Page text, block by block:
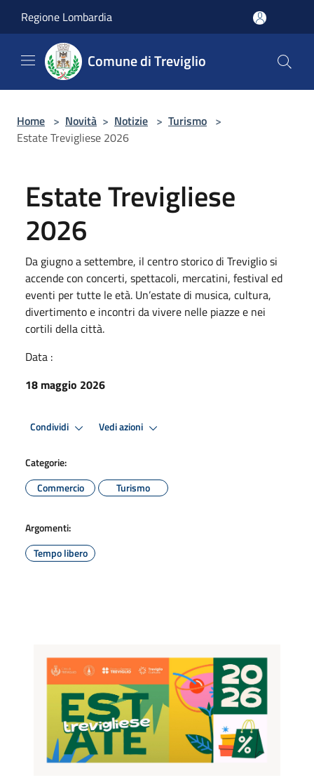
Regione Lombardia
Comune di Treviglio
Home > Novità > Notizie > Turismo >
Estate Trevigliese 2026
Estate Trevigliese
2026
Da giugno a settembre, il centro storico di Treviglio si
accende con concerti, spettacoli, mercatini, festival ed
eventi per tutte le età. Un’estate di musica, cultura,
divertimento e incontri da vivere nelle piazze e nei
cortili della città.
Data :
18 maggio 2026
Condividi Vedi azioni
Categorie:
Commercio
Turismo
Argomenti:
Tempo libero